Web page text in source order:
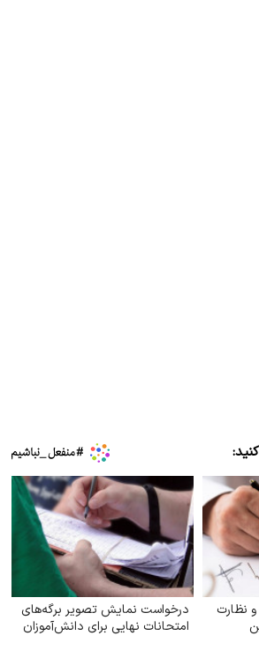
نظارت
درخواست نمایش تصویر برگه‌های
امتحانات نهایی برای دانش‌آموزان